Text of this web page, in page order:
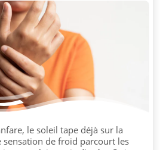
le soleil tape déjà sur la
de froid parcourt les